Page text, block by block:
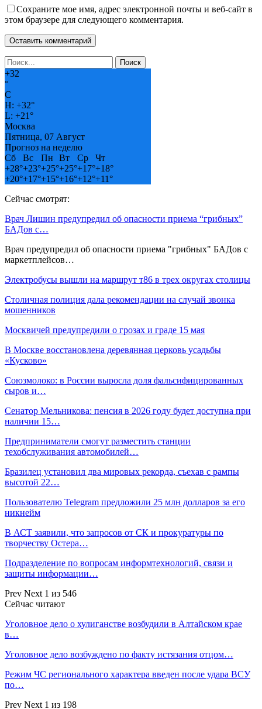
Сохраните мое имя, адрес электронной почты и веб-сайт в
этом браузере для следующего комментария.
+32
°
C
H: +32°
L: +21°
Москва
Пятница, 07 Август
Прогноз на неделю
Сб
Вс Пн Вт Ср
Чт
+28°+23°+25°+25°+17°+18°
+20°+17°+15°+16°+12°+11°
Сейчас смотрят:
Врач Лишин предупредил об опасности приема “грибных”
БАДов с…
Врач предупредил об опасности приема "грибных" БАДов с
маркетплейсов…
Электробусы вышли на маршрут т86 в трех округах столицы
Столичная полиция дала рекомендации на случай звонка
мошенников
Москвичей предупредили о грозах и граде 15 мая
В Москве восстановлена деревянная церковь усадьбы
«Кусково»
Союзмолоко: в России выросла доля фальсифицированных
сыров и…
Сенатор Мельникова: пенсия в 2026 году будет доступна при
наличии 15…
Предприниматели смогут разместить станции
техобслуживания автомобилей…
Бразилец установил два мировых рекорда, съехав с рампы
высотой 22…
Пользователю Telegram предложили 25 млн долларов за его
никнейм
В АСТ заявили, что запросов от СК и прокуратуры по
творчеству Остера…
Подразделение по вопросам информтехнологий, связи и
защиты информации…
Prev Next 1 из 546
Сейчас читают
Уголовное дело о хулиганстве возбудили в Алтайском крае
в…
Уголовное дело возбуждено по факту истязания отцом…
Режим ЧС регионального характера введен после удара ВСУ
по…
Prev Next 1 из 198